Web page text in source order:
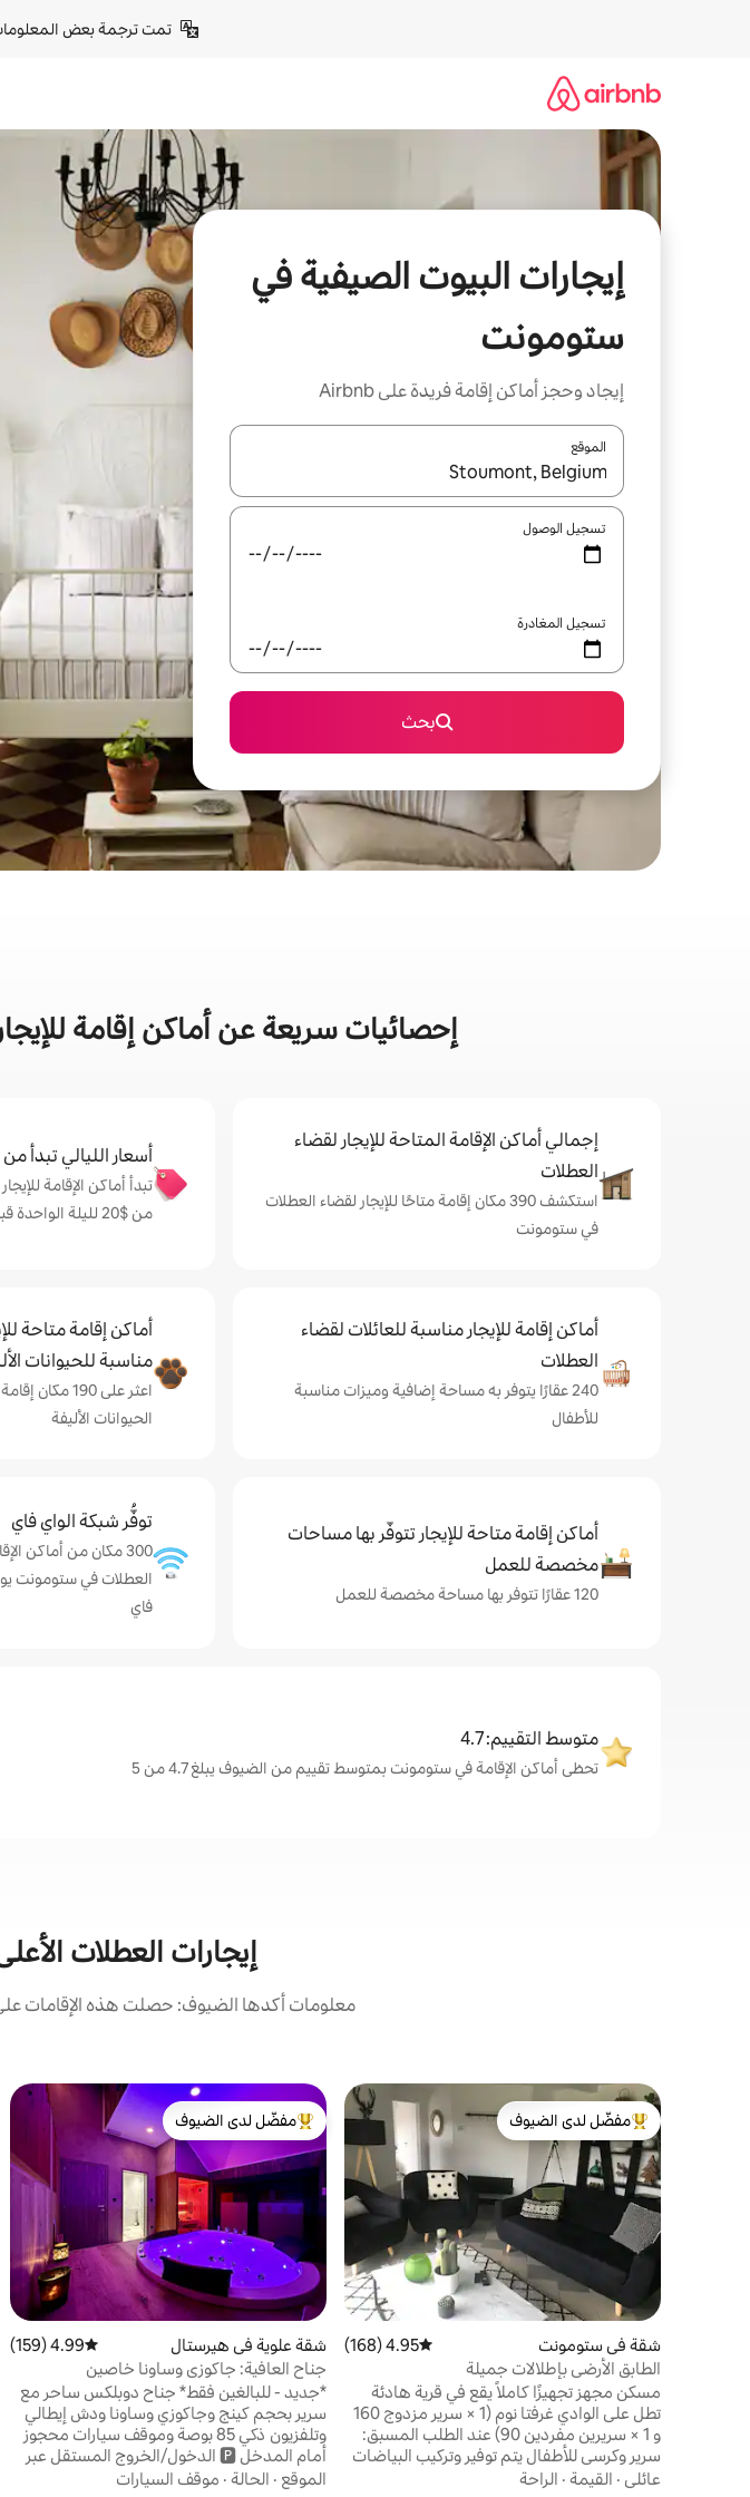
تمت ترجمة بعض
إيجارات البيوت الصيفية في
ستومونت
إيجاد وحجز أماكن إقامة فريدة على Airbnb
الموقع
عند توفر النتائج، انتقل باستخدام السهمين لأعلى ولأسفل أو استكشف عن طريق اللمس أو السحب.
تسجيل الوصول
تسجيل المغادرة
بحث
إحصائيات سريعة عن أماكن إقامة
إجمالي أماكن الإقامة المتاحة للإيجار لقضاء
العطلات
استكشف 390 مكان إقامة متاحًا للإيجار لقضاء العطلات
في ستومونت
أسعار الليالي تبدأ من
تبدأ أماكن الإقامة
من $‏20 لليلة الواحدة قبل احتساب الضرائب والرسوم
أماكن إقامة للإيجار مناسبة للعائلات لقضاء
العطلات
240 عقارًا يتوفر به مساحة إضافية وميزات مناسبة
للأطفال
أماكن إقامة متاحة
مناسبة للحيوانات
اعثر على 190
الحيوانات الأليفة
أماكن إقامة متاحة للإيجار تتوفّر بها مساحات
مخصصة للعمل
120 عقارًا تتوفر بها مساحة مخصصة للعمل
توفُّر شبكة الواي فاي
300 مكان من أماكن
العطلات في ستومونت
فاي
متوسط التقييم: 4.7
تحظى أماكن الإقامة في ستومونت بمتوسط تقييم من الضيوف يبلغ 4.7 من 5
إيجارات العطلات
معلومات أكدها الضيوف: حصلت هذه الإقامات
من أبرز البيوت المفضّلة لدى الضيوف
مفضّل لدى الضيوف
شقة في ستومونت متوسط التقييم 4.95 من 5، 168 مراجعات
4.95 (168)
الطابق الأرضي بإطلالات جميلة
مسكن مجهز تجهيزًا كاملاً يقع في قرية هادئة
تطل على الوادي غرفتا نوم (1 × سرير مزدوج 160
و 1 × سريرين مفردين 90) عند الطلب المسبق:
سرير وكرسي للأطفال يتم توفير وتركيب البياضات
(الفراش، الحمام) العديد من النزهات من القرية
عائلي · القيمة · الراحة
من أبرز البيوت المفضّلة لدى الضيوف
مفضّل لدى الضيوف
شقة علوية في هيرستال متوسط التقييم 4.99 من 5، 159 مراجعات
4.99 (159)
جناح العافية: جاكوزي وساونا خاصين
*جديد - للبالغين فقط* جناح دوبلكس ساحر مع
سرير بحجم كينج وجاكوزي وساونا ودش إيطالي
وتلفزيون ذكي 85 بوصة وموقف سيارات محجوز
أمام المدخل 🅿️ الدخول/الخروج المستقل عبر
الموقع · الحالة · موقف السيارات